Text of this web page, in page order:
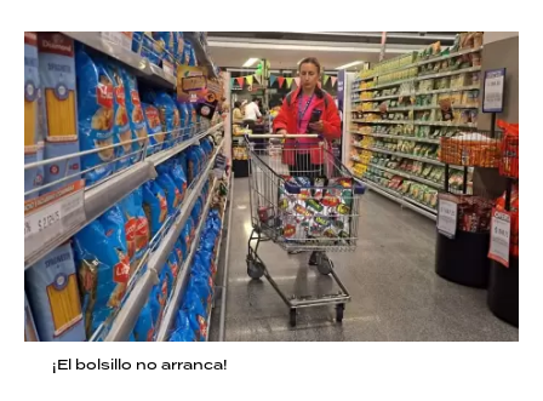
¡El bolsillo no arranca!